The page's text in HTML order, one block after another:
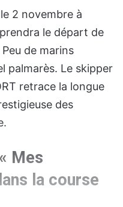
2 novembre à
le départ de
de marins
palmarès. Le skipper
retrace la longue
des
Mes
la course